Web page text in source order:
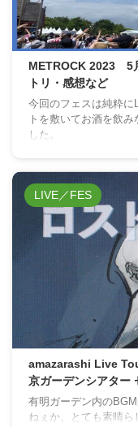
METROCK 2023 5
トリ・感想など
今回のフェスは純粋
トを敷いてお酒を飲
した。
LIVE／FES
amazarashi Live
京ガーデンシアター
有明ガーデン内の
ねぇか。とても素晴ら